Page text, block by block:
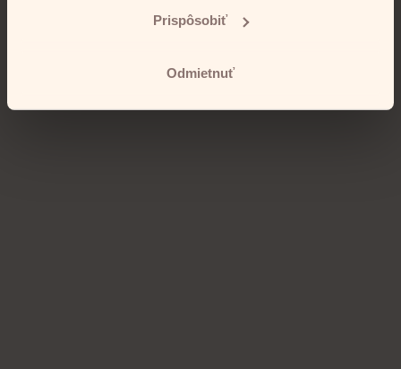
V prípade, že máte záujem personalizovať nastavenia
Informácie o spracúvaní osobných údajov –
Prispôsobiť
Odmietnuť